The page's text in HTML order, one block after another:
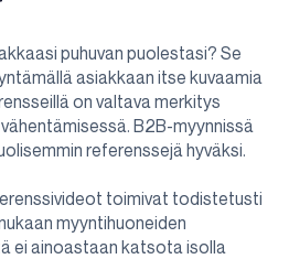
puhuvan puolestasi? Se
asiakkaan itse kuvaamia
on valtava merkitys
B2B-myynnissä
referenssejä hyväksi.
toimivat todistetusti
myyntihuoneiden
ei ainoastaan katsota isolla